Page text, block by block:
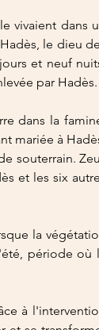
vivaient dans
le dieu
et neuf
par Hadès.
dans la
mariée à
souterrain.
et les six
la
période où
à